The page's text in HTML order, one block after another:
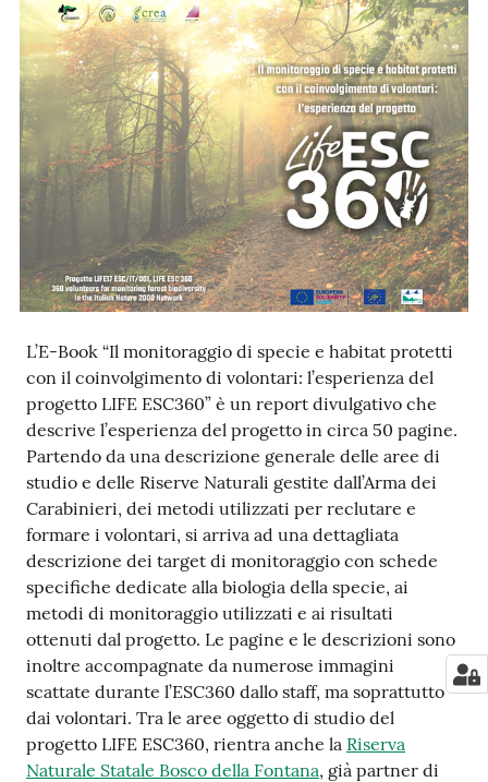
Progetto
PNRR
DigitAP
Monitoraggio
SNB2030
Seguici
su
L’E-Book “Il monitoraggio di specie e habitat protetti
con il coinvolgimento di volontari: l’esperienza del
progetto LIFE ESC360” è un report divulgativo che
descrive l’esperienza del progetto in circa 50 pagine.
Partendo da una descrizione generale delle aree di
studio e delle Riserve Naturali gestite dall’Arma dei
Carabinieri, dei metodi utilizzati per reclutare e
formare i volontari, si arriva ad una dettagliata
descrizione dei target di monitoraggio con schede
specifiche dedicate alla biologia della specie, ai
metodi di monitoraggio utilizzati e ai risultati
ottenuti dal progetto. Le pagine e le descrizioni sono
inoltre accompagnate da numerose immagini
scattate durante l’ESC360 dallo staff, ma soprattutto
dai volontari. Tra le aree oggetto di studio del
progetto LIFE ESC360, rientra anche la Riserva
Naturale Statale Bosco della Fontana, già partner di